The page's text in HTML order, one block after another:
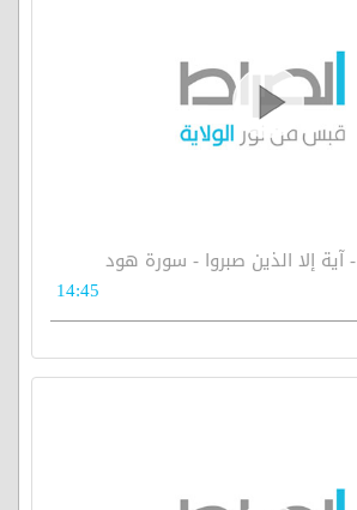
اقرأ وتدبر 783 - آية إلا الذين صبروا - سورة هود
14:45